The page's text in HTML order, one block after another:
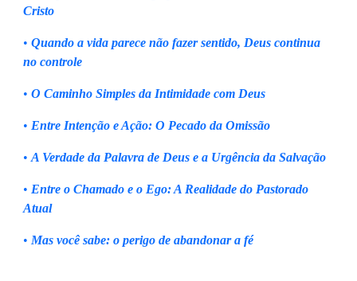
Cristo
• Quando a vida parece não fazer sentido, Deus continua
no controle
• O Caminho Simples da Intimidade com Deus
• Entre Intenção e Ação: O Pecado da Omissão
• A Verdade da Palavra de Deus e a Urgência da Salvação
• Entre o Chamado e o Ego: A Realidade do Pastorado
Atual
• Mas você sabe: o perigo de abandonar a fé